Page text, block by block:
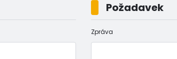
Požadavek
Zpráva